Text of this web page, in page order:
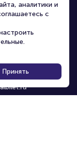
42-62
15-14
,
аналитики и
с
Принять